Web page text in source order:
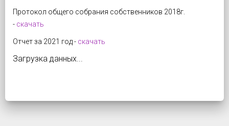
Протокол общего собрания собственников 2018г.
- скачать
Отчет за 2021 год - скачать
Загрузка данных...